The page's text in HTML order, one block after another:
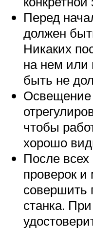
Перед
должен
Никаких
на нем или
быть не
чтобы
хорошо
После
проверок
совершить
станка.